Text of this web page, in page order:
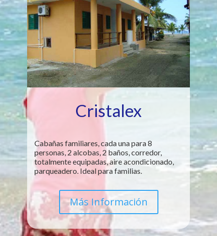
Cristalex
Cabañas familiares, cada una para 8
personas, 2 alcobas, 2 baños, corredor,
totalmente equipadas, aire acondicionado,
parqueadero. Ideal para familias.
Más Información